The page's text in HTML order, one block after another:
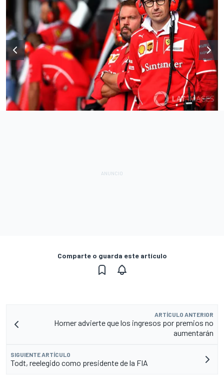
Comparte o guarda este artículo
ARTÍCULO ANTERIOR
Horner advierte que los ingresos por premios no
aumentarán
SIGUIENTE ARTÍCULO
Todt, reelegido como presidente de la FIA